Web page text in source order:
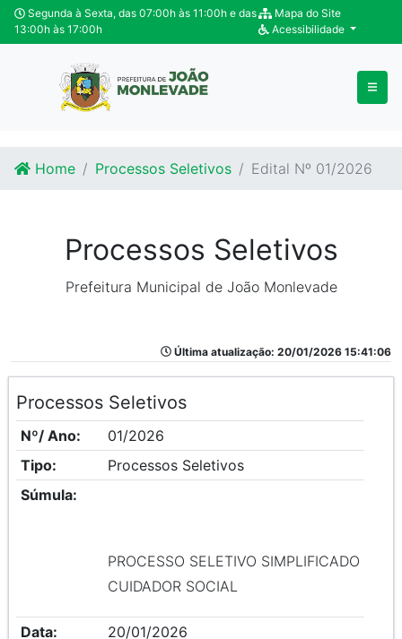
Ir para o conteúdo
Ir para o fim do conteúdo
Segunda à Sexta, das 07:00h às 11:00h e das
13:00h às 17:00h
Mapa do Site
Acessibilidade
Home Processos Seletivos Edital Nº 01/2026
Processos Seletivos
Prefeitura Municipal de João Monlevade
Última atualização: 20/01/2026 15:41:06
Processos Seletivos
Nº/ Ano:
01/2026
Tipo:
Processos Seletivos
Súmula:
PROCESSO SELETIVO SIMPLIFICADO
CUIDADOR SOCIAL
Data:
20/01/2026